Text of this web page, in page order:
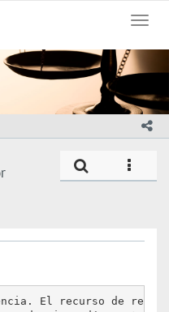
Toggle
icono
El recurso de